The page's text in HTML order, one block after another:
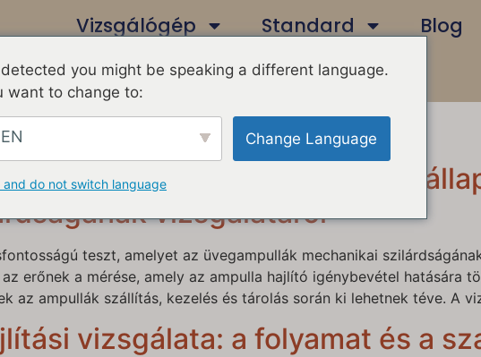
Vizsgálógép Standard
Blog
Kapcsolatfelvétel
üvegampullákon – Főbb
vizsgálatáról
teszt, amelyet az üvegampullák mechanikai
erőnek a mérése, amely az ampulla hajlító igénybevétel hatására
az ampullák szállítás, kezelés és tárolás során ki lehetnek téve. A
vizsgálata: a folyamat és a
you might be speaking a different language.
want to change to:
EN Change Language
and do not switch language